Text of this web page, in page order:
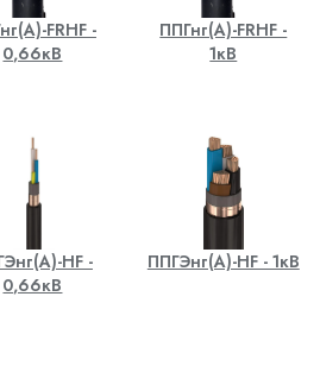
FRHF -
0,66кВ
ППГнг(A)-FRHF -
1кВ
HF -
0,66кВ
ППГЭнг(A)-HF - 1кВ